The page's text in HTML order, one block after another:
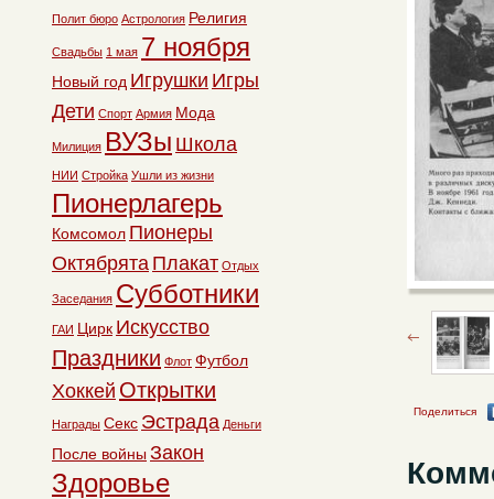
Поделиться
Полит бюро Астрология Религия
Свадьбы 1 мая 7 ноября
Новый год Игрушки Игры
Дети Спорт Армия Мода
Милиция ВУЗы Школа
НИИ Стройка Ушли из жизни
Пионерлагерь
Комсомол Пионеры
Октябрята Плакат Отдых
Заседания Субботники
ГАИ Цирк Искусство
Праздники Флот Футбол
Хоккей Открытки
Награды Секс Эстрада Деньги
После войны Закон
Здоровье